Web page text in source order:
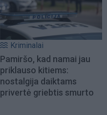
Kriminalai
Pamiršo, kad namai jau
priklauso kitiems:
nostalgija daiktams
privertė griebtis smurto